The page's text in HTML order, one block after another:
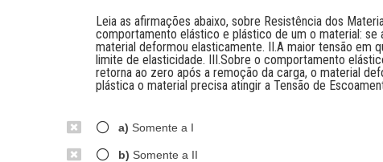
Leia as afirmações abaixo, sobre Resistência dos
comportamento elástico e plástico de um o material:
material deformou elasticamente. II.A maior tensão em
limite de elasticidade. III.Sobre o comportamento
retorna ao zero após a remoção da carga, o material
plástica o material precisa atingir a Tensão de
a) Somente a I
b) Somente a II